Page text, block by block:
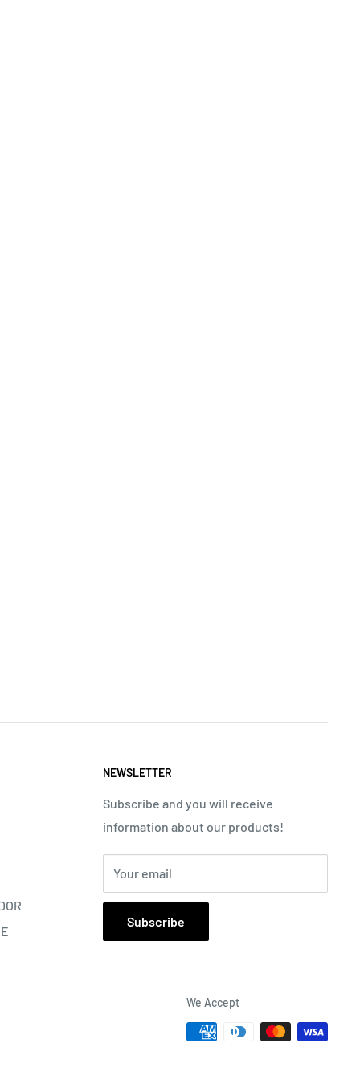
NEWSLETTER
Subscribe and you will receive
information about our products!
Your email
Subscribe
We Accept